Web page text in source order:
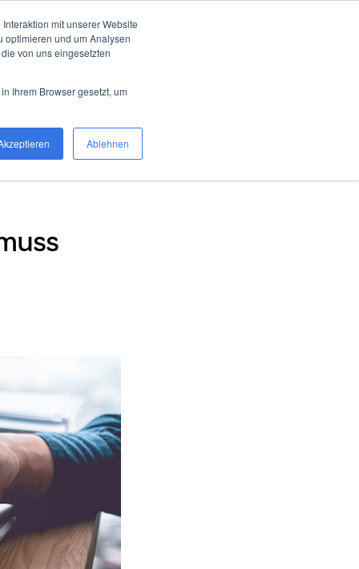
mit unserer Website
optimieren und um Analysen
von uns eingesetzten
Ihrem Browser gesetzt, um
Ablehnen